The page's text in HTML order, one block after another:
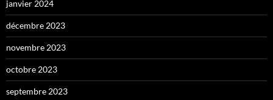
janvier 2024
décembre 2023
novembre 2023
octobre 2023
septembre 2023